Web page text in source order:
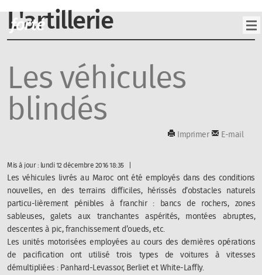
L'artillerie
Les véhicules
blindés Imprimer E-mail
Mis à jour : lundi 12 décembre 2016 18:35
Les véhicules livrés au Maroc ont été employés dans des conditions
nouvelles, en des terrains difficiles, hérissés d’obstacles naturels
particu-lièrement pénibles à franchir : bancs de rochers, zones
sableuses, galets aux tranchantes aspérités, montées abruptes,
descentes à pic, franchissement d’oueds, etc.
Les unités motorisées employées au cours des dernières opérations
de pacification ont utilisé trois types de voitures à vitesses
démultipliées : Panhard-Levassor, Berliet et White-Laffly.